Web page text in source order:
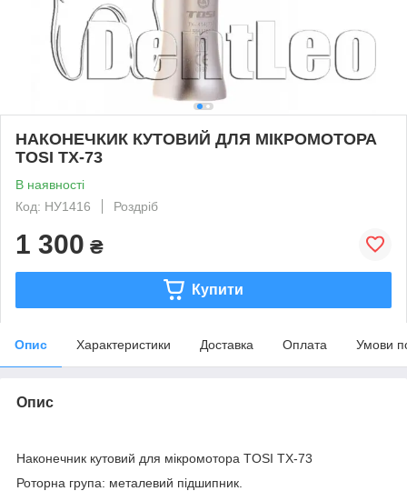
НАКОНЕЧКИК КУТОВИЙ ДЛЯ МІКРОМОТОРА
TOSI TX-73
В наявності
Код: НУ1416
Роздріб
1 300 ₴
Купити
Опис Характеристики Доставка Оплата Умови
Опис
Наконечник кутовий для мікромотора TOSI TX-73
Роторна група: металевий підшипник.